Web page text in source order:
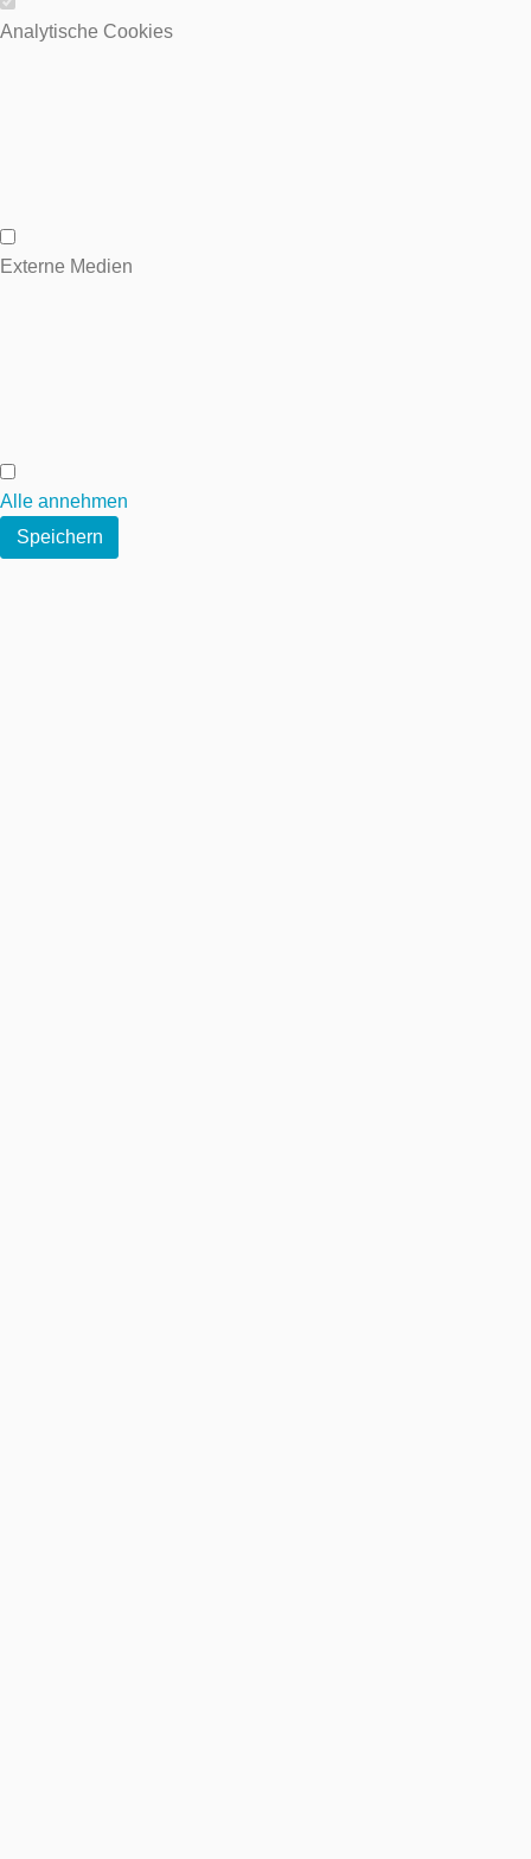
Wesentliche Cookies
Analytische Cookies
Analytische Cookies
Externe Medien
Externe Medien
Alle annehmen
Speichern